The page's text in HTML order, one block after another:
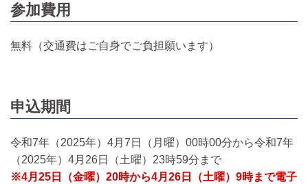
参加費用
無料（交通費はご自身でご負担願います）
申込期間
令和7年（2025年）4月7日（月曜）00時00分から令和7年
（2025年）4月26日（土曜）23時59分まで
※4月25日（金曜）20時から4月26日（土曜）9時まで電子